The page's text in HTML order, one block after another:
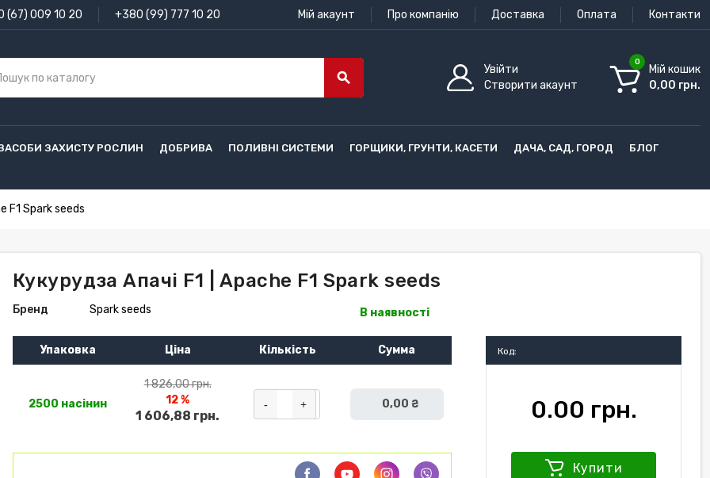
(67) 009 10 20 +380 (99) 777 10 20 Мій акаунт Про компанію Доставка Оплата Контакти
search
Увійти
Створити акаунт
0
Мій кошик
0,00 грн.
ЗАХИСТУ РОСЛИН ДОБРИВА ПОЛИВНІ СИСТЕМИ ГОРЩИКИ, ГРУНТИ, КАСЕТИ ДАЧА, САД, ГОРОД БЛОГ
F1 Spark seeds
Кукурудза Апачі F1 | Apache F1 Spark seeds
Бренд Spark seeds В наявності
Упаковка Ціна Кількість Сумма
2500 насінин
1 826,00 грн.
12 %
1 606,88 грн.
+ 0,00 ₴
Код:
0.00 грн.
Купити